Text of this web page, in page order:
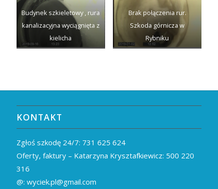
Budynek szkieletowy , rura
kanalizacyjna wyciągnięta z
kielicha
Brak połączenia rur.
Szkoda górnicza w
Rybniku
KONTAKT
Zgłoś szkodę 24/7: 731 625 624
Oferty, faktury – Katarzyna Krysztafkiewicz: 500 220
316
@: wyciek.pl@gmail.com